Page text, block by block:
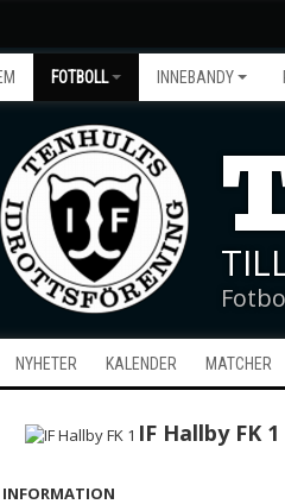
FOTBOLL INNEBANDY
NYHETER KALENDER MATCHER
IF Hallby FK 1